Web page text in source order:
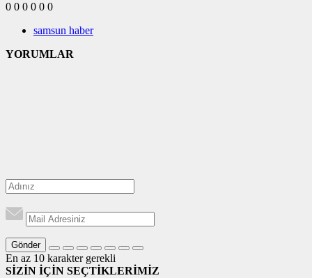
0 0 0 0 0 0
samsun haber
YORUMLAR
Gönder
En az 10 karakter gerekli
SİZİN İÇİN SEÇTİKLERİMİZ